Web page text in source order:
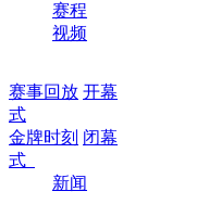
赛程
视频
赛事回放 开幕
式
金牌时刻 闭幕
式
新闻